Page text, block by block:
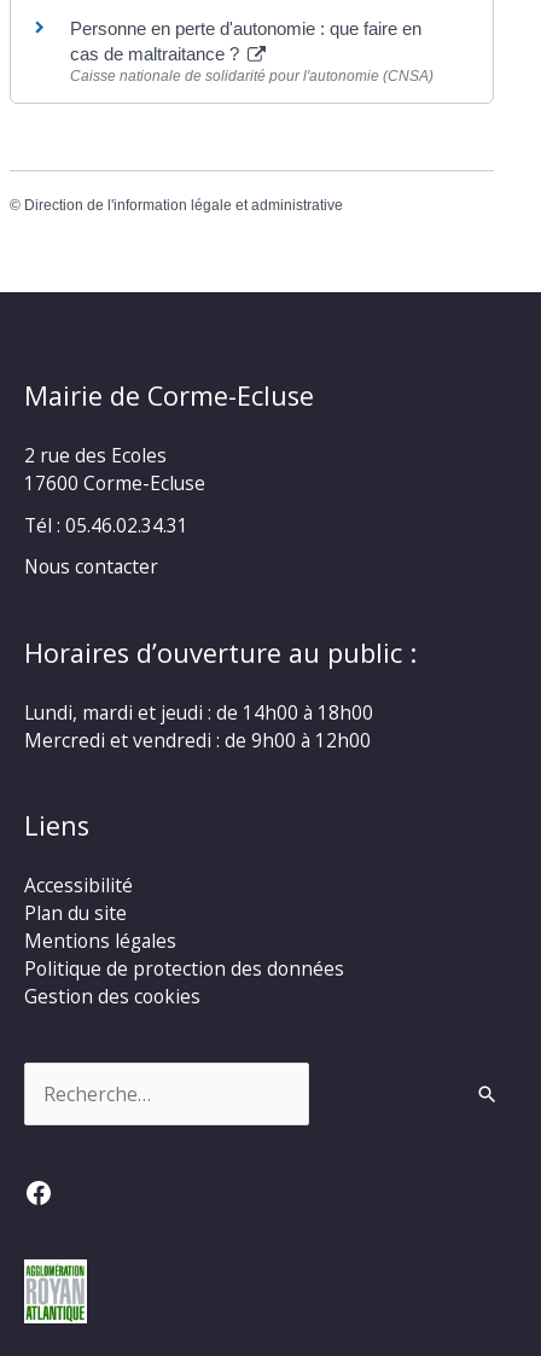
Personne en perte d'autonomie : que faire en
cas de maltraitance ?
Caisse nationale de solidarité pour l'autonomie (CNSA)
© Direction de l'information légale et administrative
Mairie de Corme-Ecluse
2 rue des Ecoles
17600 Corme-Ecluse
Tél : 05.46.02.34.31
Nous contacter
Horaires d’ouverture au public :
Lundi, mardi et jeudi : de 14h00 à 18h00
Mercredi et vendredi : de 9h00 à 12h00
Liens
Accessibilité
Plan du site
Mentions légales
Politique de protection des données
Gestion des cookies
Facebook